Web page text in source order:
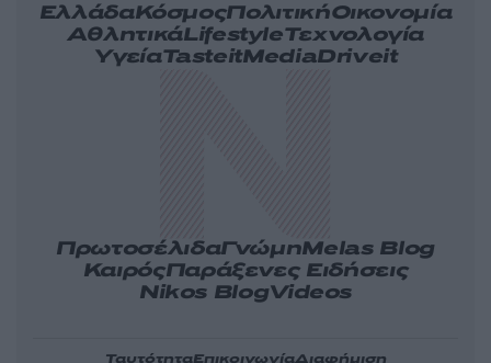
ΕλλάδαΚόσμοςΠολιτικήΟικονομία
ΑθλητικάLifestyleΤεχνολογία
ΥγείαTasteitMediaDriveit
ΠρωτοσέλιδαΓνώμηMelas Blog
ΚαιρόςΠαράξενες Ειδήσεις
Nikos BlogVideos
ΤαυτότηταΕπικοινωνίαΔιαφήμιση